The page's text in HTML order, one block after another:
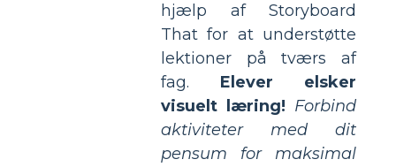
hjælp af Storyboard
That for at understøtte
lektioner på tværs af
fag. Elever elsker
visuelt læring! Forbind
aktiviteter med dit
pensum for maksimal